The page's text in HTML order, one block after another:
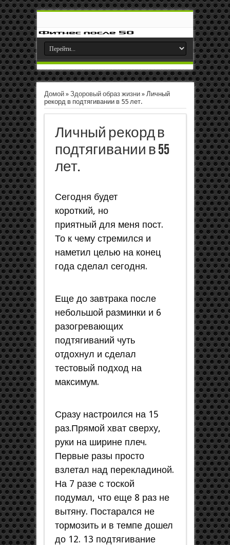
Домой» Здоровый образ жизни» Личный
рекорд в подтягивании в 55 лет.
Личный рекорд в
подтягивании в 55
лет.
Сегодня будет
короткий, но
приятный для меня пост.
То к чему стремился и
наметил целью на конец
года сделал сегодня.
Еще до завтрака после
небольшой разминки и 6
разогревающих
подтягиваний чуть
отдохнул и сделал
тестовый подход на
максимум.
Сразу настроился на 15
раз.Прямой хват сверху,
руки на ширине плеч.
Первые разы просто
взлетал над перекладиной.
На 7 разе с тоской
подумал, что еще 8 раз не
вытяну. Постарался не
тормозить и в темпе дошел
до 12. 13 подтягивание